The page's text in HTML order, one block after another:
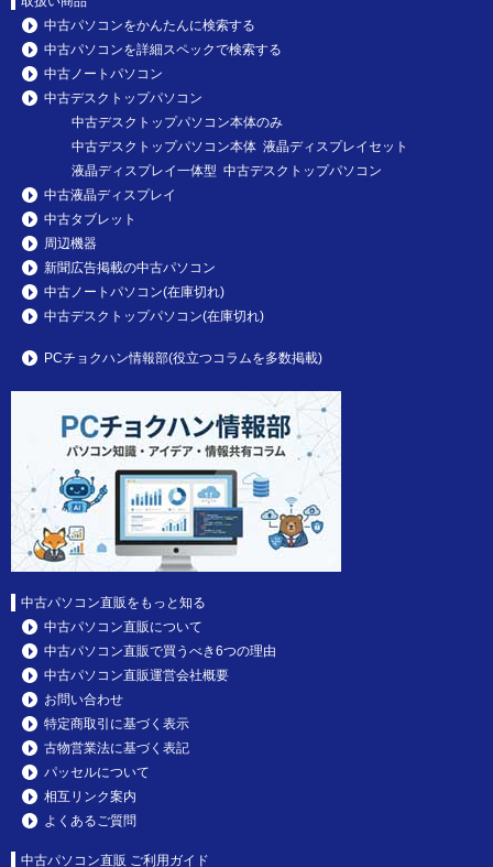
中古パソコンをかんたんに検索する
中古パソコンを詳細スペックで検索する
中古ノートパソコン
中古デスクトップパソコン
中古デスクトップパソコン本体のみ
中古デスクトップパソコン本体 液晶ディスプレイセット
液晶ディスプレイ一体型 中古デスクトップパソコン
中古液晶ディスプレイ
中古タブレット
周辺機器
新聞広告掲載の中古パソコン
中古ノートパソコン(在庫切れ)
中古デスクトップパソコン(在庫切れ)
PCチョクハン情報部(役立つコラムを多数掲載)
中古パソコン直販をもっと知る
中古パソコン直販について
中古パソコン直販で買うべき6つの理由
中古パソコン直販運営会社概要
お問い合わせ
特定商取引に基づく表示
古物営業法に基づく表記
パッセルについて
相互リンク案内
よくあるご質問
中古パソコン直販 ご利用ガイド